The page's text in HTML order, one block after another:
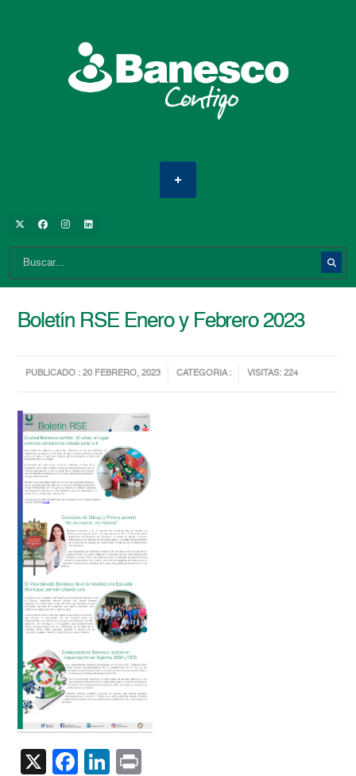
Boletín RSE Enero y Febrero 2023
PUBLICADO : 20 FEBRERO, 2023 CATEGORIA : VISITAS: 224
X Facebook
LinkedIn